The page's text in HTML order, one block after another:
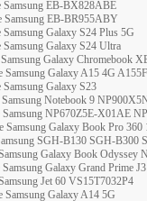
EB-BX828ABE
EB-BR955ABY
Galaxy S24 Plus 5G
Galaxy S24 Ultra
Galaxy Chromebook
Galaxy A15 4G A155F
Galaxy S23
Notebook 9
NP670Z5E-X01AE
Galaxy Book Pro 360
SGH-B130 SGH-B300
Galaxy Book Odyssey
Galaxy Grand Prime
Jet 60 VS15T7032P4
Galaxy A14 5G